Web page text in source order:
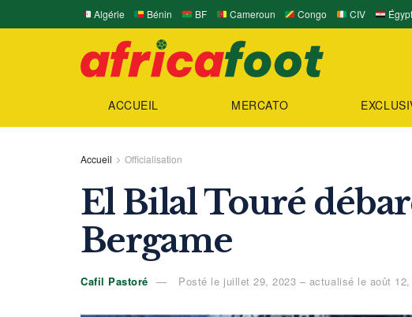
Algérie Bénin BF Cameroun Congo CIV
ACCUEIL MERCATO
Accueil Officialisation
El Bilal Touré
Bergame
Cafil Pastoré Posté le juillet 29, 2023 – actualisé le août 12,